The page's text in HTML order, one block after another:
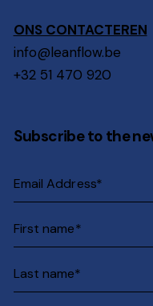
ONS CONTACTEREN
info@leanflow.be
+32 51 470 920
Subscribe to the